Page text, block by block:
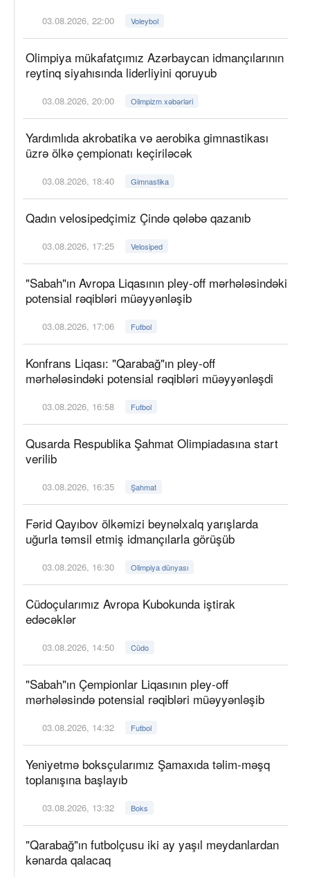
03.08.2026, 22:00 Voleybol
Olimpiya mükafatçımız Azərbaycan idmançılarının
reytinq siyahısında liderliyini qoruyub
03.08.2026, 20:00 Olimpizm xəbərləri
Yardımlıda akrobatika və aerobika gimnastikası
üzrə ölkə çempionatı keçiriləcək
03.08.2026, 18:40 Gimnastika
Qadın velosipedçimiz Çində qələbə qazanıb
03.08.2026, 17:25 Velosiped
"Sabah"ın Avropa Liqasının pley-off mərhələsindəki
potensial rəqibləri müəyyənləşib
03.08.2026, 17:06 Futbol
Konfrans Liqası: "Qarabağ"ın pley-off
mərhələsindəki potensial rəqibləri müəyyənləşdi
03.08.2026, 16:58 Futbol
Qusarda Respublika Şahmat Olimpiadasına start
verilib
03.08.2026, 16:35 Şahmat
Fərid Qayıbov ölkəmizi beynəlxalq yarışlarda
uğurla təmsil etmiş idmançılarla görüşüb
03.08.2026, 16:30 Olimpiya dünyası
Cüdoçularımız Avropa Kubokunda iştirak
edəcəklər
03.08.2026, 14:50 Cüdo
"Sabah"ın Çempionlar Liqasının pley-off
mərhələsində potensial rəqibləri müəyyənləşib
03.08.2026, 14:32 Futbol
Yeniyetmə boksçularımız Şamaxıda təlim-məşq
toplanışına başlayıb
03.08.2026, 13:32 Boks
"Qarabağ"ın futbolçusu iki ay yaşıl meydanlardan
kənarda qalacaq